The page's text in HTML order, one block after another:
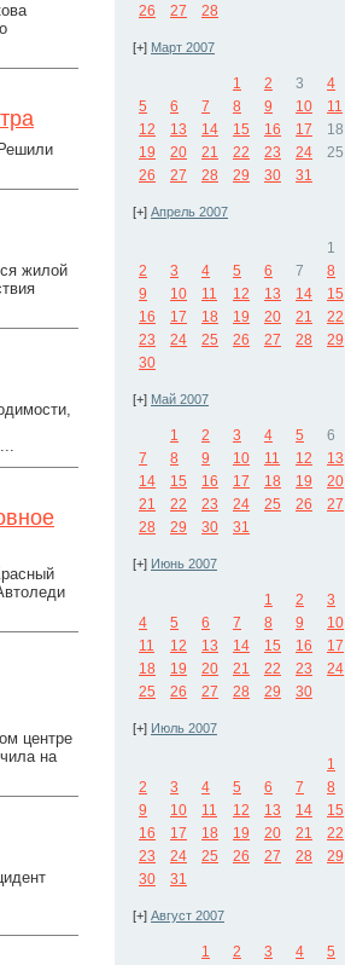
жилой
центре
на
26
27 28
[+] Март 2007
1 2 3
4
5
6 7 8 9 10
11
12
13 14 15 16 17
18
19
20 21 22 23 24
25
26
27 28 29 30 31
[+] Апрель 2007
1
2
3 4 5 6 7
8
9
10 11 12 13 14
15
16
17 18 19 20 21
22
23
24 25 26 27 28
29
30
[+] Май 2007
1 2 3 4 5
6
7
8 9 10 11 12
13
14
15 16 17 18 19
20
21
22 23 24 25 26
27
28
29 30 31
[+] Июнь 2007
1 2
3
4
5 6 7 8 9
10
11
12 13 14 15 16
17
18
19 20 21 22 23
24
25
26 27 28 29 30
[+] Июль 2007
1
2
3 4 5 6 7
8
9
10 11 12 13 14
15
16
17 18 19 20 21
22
23
24 25 26 27 28
29
30
31
[+] Август 2007
1 2 3 4
5